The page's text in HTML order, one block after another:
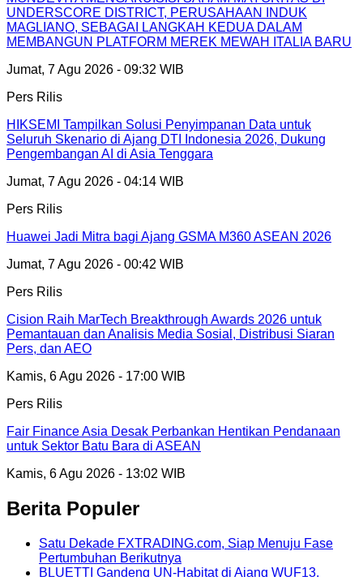
UNDERSCORE DISTRICT, PERUSAHAAN INDUK
MAGLIANO, SEBAGAI LANGKAH KEDUA DALAM
MEMBANGUN PLATFORM MEREK MEWAH ITALIA BARU
Jumat, 7 Agu 2026 - 09:32 WIB
Pers Rilis
HIKSEMI Tampilkan Solusi Penyimpanan Data untuk
Seluruh Skenario di Ajang DTI Indonesia 2026, Dukung
Pengembangan AI di Asia Tenggara
Jumat, 7 Agu 2026 - 04:14 WIB
Pers Rilis
Huawei Jadi Mitra bagi Ajang GSMA M360 ASEAN 2026
Jumat, 7 Agu 2026 - 00:42 WIB
Pers Rilis
Cision Raih MarTech Breakthrough Awards 2026 untuk
Pemantauan dan Analisis Media Sosial, Distribusi Siaran
Pers, dan AEO
Kamis, 6 Agu 2026 - 17:00 WIB
Pers Rilis
Fair Finance Asia Desak Perbankan Hentikan Pendanaan
untuk Sektor Batu Bara di ASEAN
Kamis, 6 Agu 2026 - 13:02 WIB
Berita Populer
Satu Dekade FXTRADING.com, Siap Menuju Fase
Pertumbuhan Berikutnya
BLUETTI Gandeng UN-Habitat di Ajang WUF13,